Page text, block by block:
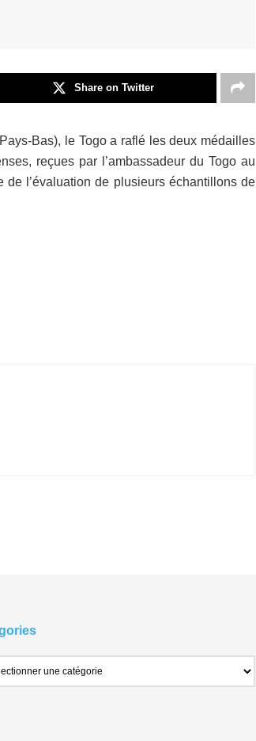
Share on Twitter
Bas), le Togo a raflé les deux médailles
reçues par l’ambassadeur du Togo au
de l’évaluation de plusieurs échantillons de